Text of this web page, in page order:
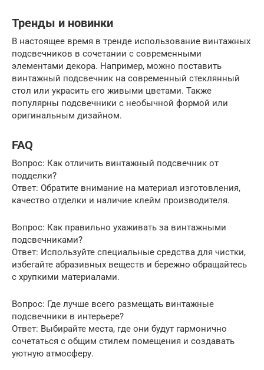
Тренды и новинки
В настоящее время в тренде использование винтажных
подсвечников в сочетании с современными
элементами декора. Например, можно поставить
винтажный подсвечник на современный стеклянный
стол или украсить его живыми цветами. Также
популярны подсвечники с необычной формой или
оригинальным дизайном.
FAQ
Вопрос: Как отличить винтажный подсвечник от
подделки?
Ответ: Обратите внимание на материал изготовления,
качество отделки и наличие клейм производителя.
Вопрос: Как правильно ухаживать за винтажными
подсвечниками?
Ответ: Используйте специальные средства для чистки,
избегайте абразивных веществ и бережно обращайтесь
с хрупкими материалами.
Вопрос: Где лучше всего размещать винтажные
подсвечники в интерьере?
Ответ: Выбирайте места, где они будут гармонично
сочетаться с общим стилем помещения и создавать
уютную атмосферу.